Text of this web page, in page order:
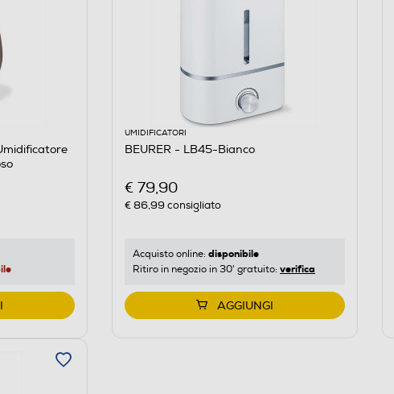
UMIDIFICATORI
BEURER - LB45-Bianco
€ 79,90
€ 86,99 consigliato
Acquisto online: disponibile
Ritiro in negozio in 30' gratuito: verifica
AGGIUNGI